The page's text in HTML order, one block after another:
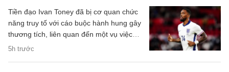
5h trước
Tiền đạo Ivan Toney đã bị cơ quan chức
năng truy tố với cáo buộc hành hung gây
thương tích, liên quan đến một vụ việc
xảy ra tại hộp đêm vào tháng 12/2025.